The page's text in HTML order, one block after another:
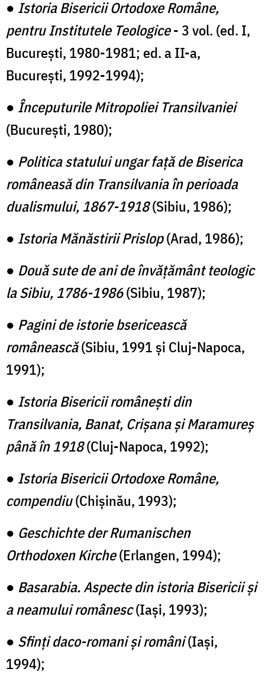
● Istoria Bisericii Ortodoxe Române,
pentru Institutele Teologice- 3 vol. (ed. I,
București, 1980-1981; ed. a II-a,
București, 1992-1994);
● Începuturile Mitropoliei Transilvaniei
(București, 1980);
● Politica statului ungar față de Biserica
româneasă din Transilvania în perioada
dualismului, 1867-1918(Sibiu, 1986);
● Istoria Mănăstirii Prislop(Arad, 1986);
● Două sute de ani de învățământ teologic
la Sibiu, 1786-1986(Sibiu, 1987);
● Pagini de istorie bsericească
românească(Sibiu, 1991 și Cluj-Napoca,
1991);
● Istoria Bisericii românești din
Transilvania, Banat, Crișana și Maramureș
până în 1918(Cluj-Napoca, 1992);
● Istoria Bisericii Ortodoxe Române,
compendiu(Chișinău, 1993);
● Geschichte der Rumanischen
Orthodoxen Kirche(Erlangen, 1994);
● Basarabia. Aspecte din istoria Bisericii și
a neamului românesc(Iași, 1993);
● Sfinți daco-romani și români(Iași,
1994);